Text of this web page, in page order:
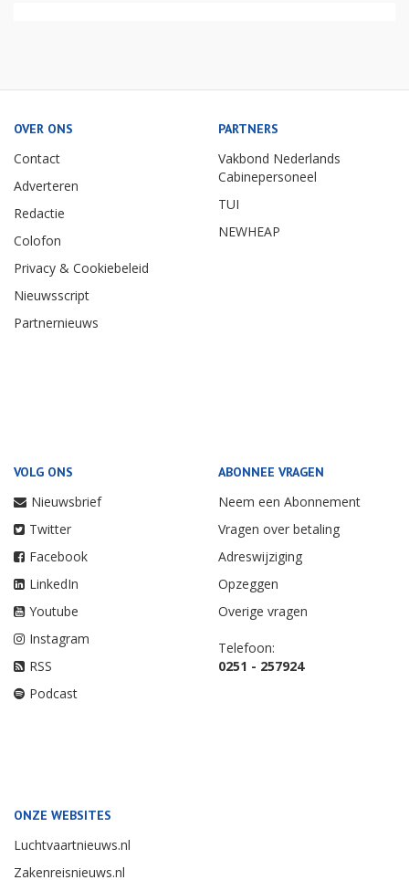
OVER ONS
Contact
Adverteren
Redactie
Colofon
Privacy & Cookiebeleid
Nieuwsscript
Partnernieuws
PARTNERS
Vakbond Nederlands
Cabinepersoneel
TUI
NEWHEAP
VOLG ONS
Nieuwsbrief
Twitter
Facebook
LinkedIn
Youtube
Instagram
RSS
Podcast
ABONNEE VRAGEN
Neem een Abonnement
Vragen over betaling
Adreswijziging
Opzeggen
Overige vragen
Telefoon:
0251 - 257924
ONZE WEBSITES
Luchtvaartnieuws.nl
Zakenreisnieuws.nl